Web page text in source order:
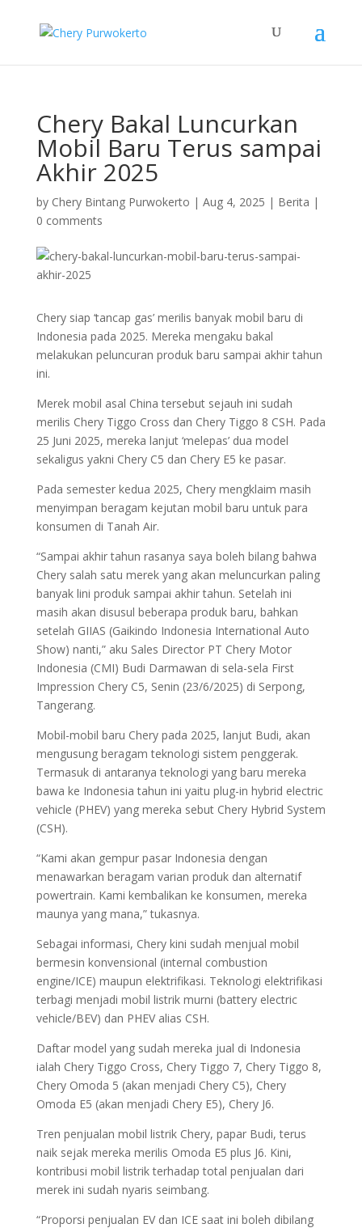
Chery Bakal Luncurkan
Mobil Baru Terus sampai
Akhir 2025
by Chery Bintang Purwokerto | Aug 4, 2025 | Berita |
0 comments
Chery siap ‘tancap gas’ merilis banyak mobil baru di
Indonesia pada 2025. Mereka mengaku bakal
melakukan peluncuran produk baru sampai akhir tahun
ini.
Merek mobil asal China tersebut sejauh ini sudah
merilis Chery Tiggo Cross dan Chery Tiggo 8 CSH. Pada
25 Juni 2025, mereka lanjut ‘melepas’ dua model
sekaligus yakni Chery C5 dan Chery E5 ke pasar.
Pada semester kedua 2025, Chery mengklaim masih
menyimpan beragam kejutan mobil baru untuk para
konsumen di Tanah Air.
“Sampai akhir tahun rasanya saya boleh bilang bahwa
Chery salah satu merek yang akan meluncurkan paling
banyak lini produk sampai akhir tahun. Setelah ini
masih akan disusul beberapa produk baru, bahkan
setelah GIIAS (Gaikindo Indonesia International Auto
Show) nanti,” aku Sales Director PT Chery Motor
Indonesia (CMI) Budi Darmawan di sela-sela First
Impression Chery C5, Senin (23/6/2025) di Serpong,
Tangerang.
Mobil-mobil baru Chery pada 2025, lanjut Budi, akan
mengusung beragam teknologi sistem penggerak.
Termasuk di antaranya teknologi yang baru mereka
bawa ke Indonesia tahun ini yaitu plug-in hybrid electric
vehicle (PHEV) yang mereka sebut Chery Hybrid System
(CSH).
“Kami akan gempur pasar Indonesia dengan
menawarkan beragam varian produk dan alternatif
powertrain. Kami kembalikan ke konsumen, mereka
maunya yang mana,” tukasnya.
Sebagai informasi, Chery kini sudah menjual mobil
bermesin konvensional (internal combustion
engine/ICE) maupun elektrifikasi. Teknologi elektrifikasi
terbagi menjadi mobil listrik murni (battery electric
vehicle/BEV) dan PHEV alias CSH.
Daftar model yang sudah mereka jual di Indonesia
ialah Chery Tiggo Cross, Chery Tiggo 7, Chery Tiggo 8,
Chery Omoda 5 (akan menjadi Chery C5), Chery
Omoda E5 (akan menjadi Chery E5), Chery J6.
Tren penjualan mobil listrik Chery, papar Budi, terus
naik sejak mereka merilis Omoda E5 plus J6. Kini,
kontribusi mobil listrik terhadap total penjualan dari
merek ini sudah nyaris seimbang.
“Proporsi penjualan EV dan ICE saat ini boleh dibilang